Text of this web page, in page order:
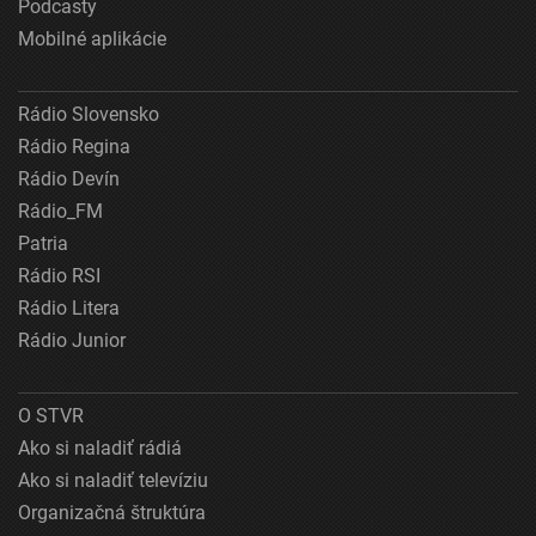
Podcasty
Mobilné aplikácie
Rádio Slovensko
Rádio Regina
Rádio Devín
Rádio_FM
Patria
Rádio RSI
Rádio Litera
Rádio Junior
O STVR
Ako si naladiť rádiá
Ako si naladiť televíziu
Organizačná štruktúra